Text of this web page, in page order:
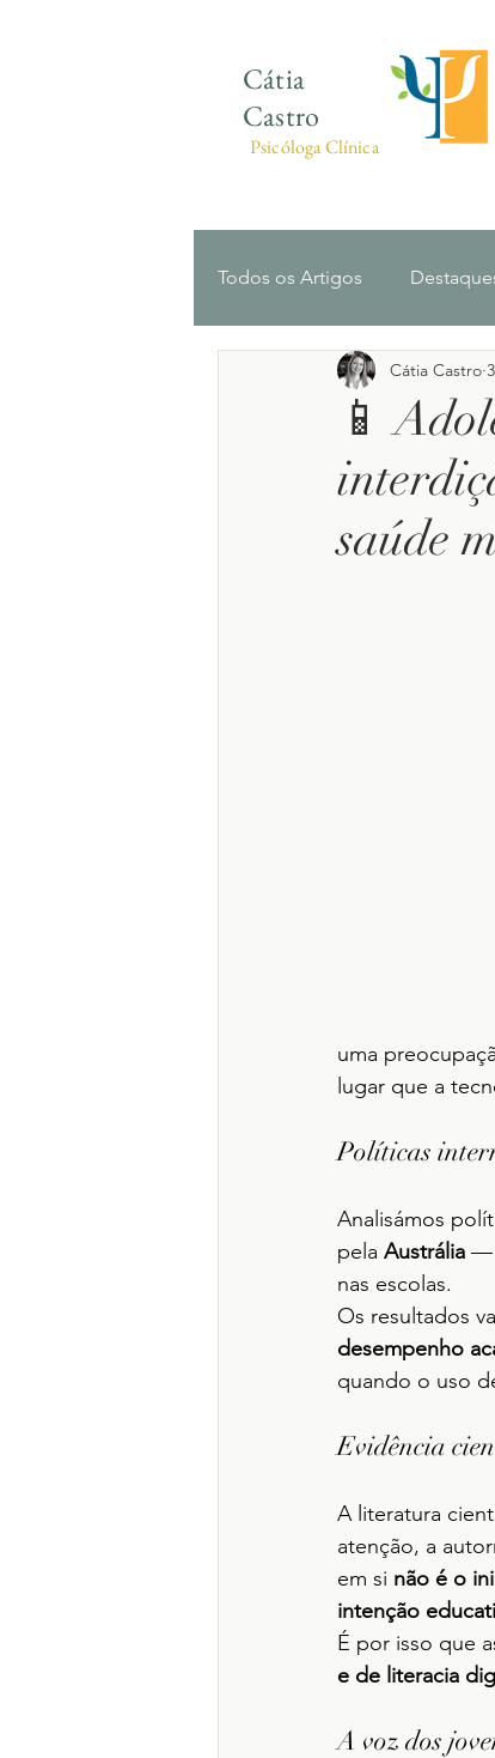
Cátia
Castro
Psicóloga Clínica
Todos os Artigos
Ansiedade Infância e
📱
saúde
Cátia Castro
uma
lugar que a
Políticas
Analisámos
pela Austrália —
nas escolas.
Os resultados
desempenho
quando o uso
Evidência
A literatura
atenção, a
em si não é o
intenção
É por isso que
e de literacia
A voz dos